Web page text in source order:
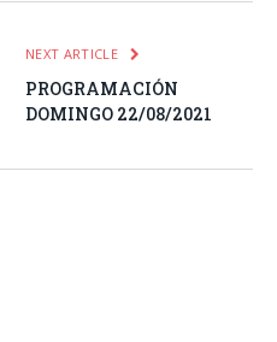
NEXT ARTICLE
PROGRAMACIÓN
DOMINGO 22/08/2021